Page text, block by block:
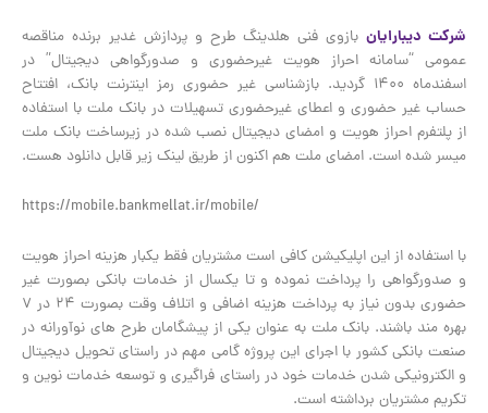
شرکت دیبارایانبازوی فنی هلدینگ طرح و‌ پردازش غدیر برنده مناقصه
عمومی “سامانه احراز هویت غیرحضوری و صدورگواهی دیجیتال” در
اسفندماه ۱۴۰۰ گردید. بازشناسی غیر حضوری رمز اینترنت بانک، افتتاح
حساب غیر حضوری و اعطای غیرحضوری تسهیلات در بانک ملت با استفاده
از پلتفرم احراز هویت و امضای دیجیتال نصب شده در زیرساخت بانک ملت
میسر شده است. امضای ملت هم اکنون از طریق لینک زیر قابل دانلود هست.
https://mobile.bankmellat.ir/mobile/
با استفاده از این اپلیکیشن کافی است مشتریان فقط یکبار هزینه احراز هویت
و صدور‌گواهی را پرداخت نموده و تا یکسال از خدمات بانکی بصورت غیر
حضوری بدون نیاز به پرداخت هزینه اضافی و اتلاف وقت بصورت ۲۴ در ۷
بهره مند باشند. بانک ملت به عنوان یکی از پیشگامان طرح های نوآورانه در
صنعت بانکی کشور با اجرای این پروژه گامی مهم در راستای تحویل دیجیتال
و الکترونیکی شدن خدمات خود در راستای فراگیری و ‌توسعه خدمات نوین و
تکریم مشتریان برداشته است.